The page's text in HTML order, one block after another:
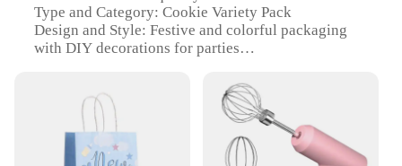
Type and Category: Cookie Variety Pack
Design and Style: Festive and colorful packaging
with DIY decorations for parties
Typical Adaptive Scenario: Ideal for events such as
birthdays, weddings, and corporate gatherings
Shape or Size or Weight or Quantity: A variety of
Nabisco cookies in a single pack